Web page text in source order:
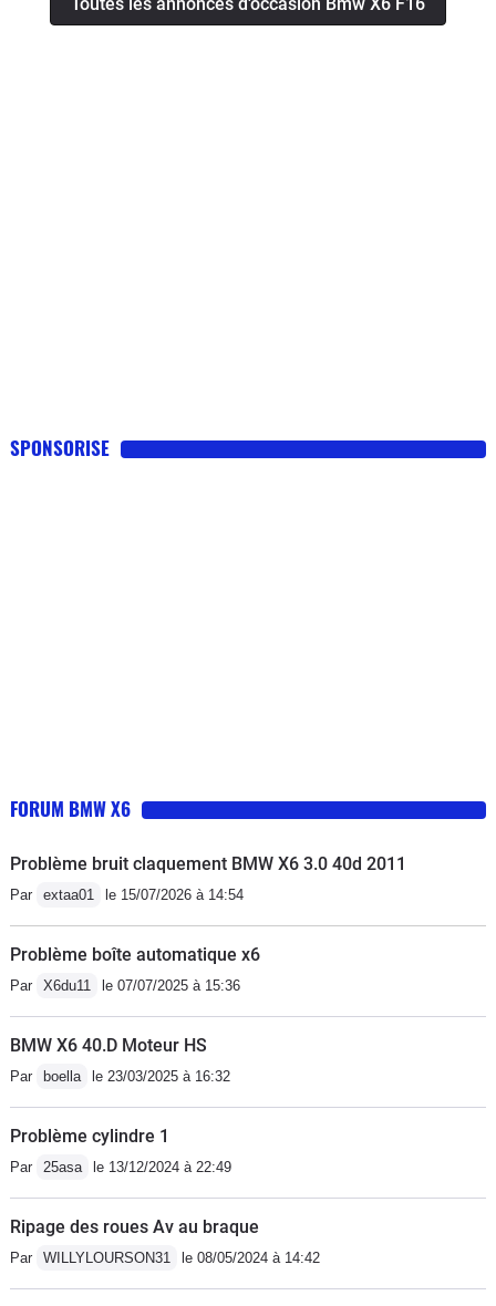
SPONSORISE
FORUM BMW X6
Problème bruit claquement BMW X6 3.0 40d 2011
Par extaa01 le 15/07/2026 à 14:54
Problème boîte automatique x6
Par X6du11 le 07/07/2025 à 15:36
BMW X6 40.D Moteur HS
Par boella le 23/03/2025 à 16:32
Problème cylindre 1
Par 25asa le 13/12/2024 à 22:49
Ripage des roues Av au braque
Par WILLYLOURSON31 le 08/05/2024 à 14:42